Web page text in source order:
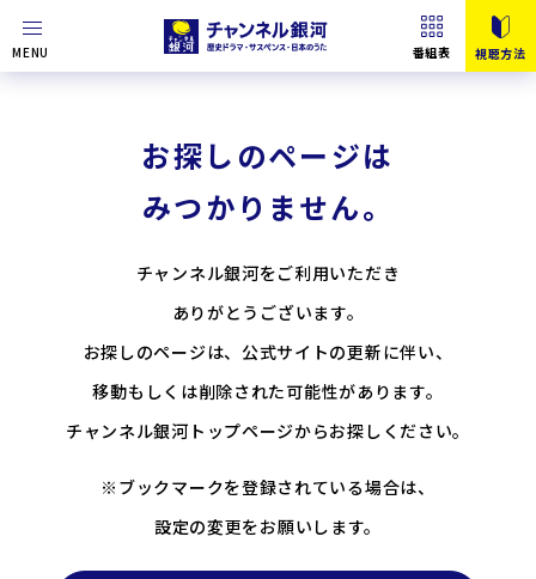
MENU 番組表 視聴方法
お探しのページは
みつかりません。
チャンネル銀河をご利用いただき
ありがとうございます。
お探しのページは、公式サイトの更新に伴い、
移動もしくは削除された可能性があります。
チャンネル銀河トップページからお探しください。
※ブックマークを登録されている場合は、
設定の変更をお願いします。